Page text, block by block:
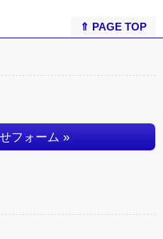
⇑ PAGE TOP
フォーム »